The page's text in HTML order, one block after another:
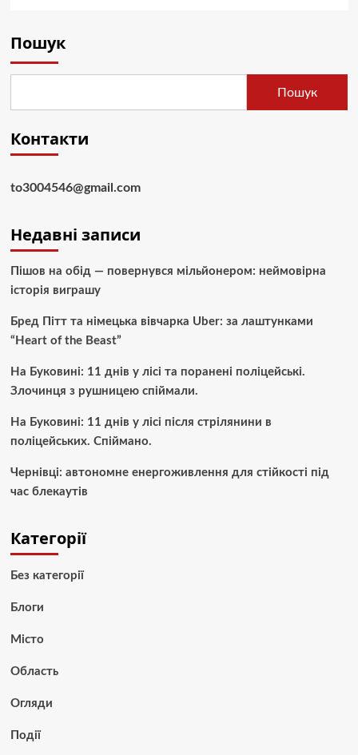
Пошук
Пошук
Контакти
to3004546@gmail.com
Недавні записи
Пішов на обід — повернувся мільйонером: неймовірна
історія виграшу
Бред Пітт та німецька вівчарка Uber: за лаштунками
“Heart of the Beast”
На Буковині: 11 днів у лісі та поранені поліцейські.
Злочинця з рушницею спіймали.
На Буковині: 11 днів у лісі після стрілянини в
поліцейських. Спіймано.
Чернівці: автономне енергоживлення для стійкості під
час блекаутів
Категорії
Без категорії
Блоги
Місто
Область
Огляди
Події